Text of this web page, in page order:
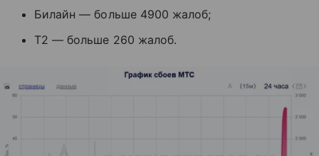
Билайн — больше 4900 жалоб;
Т2 — больше 260 жалоб.